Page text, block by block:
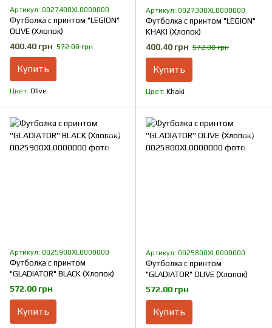
Артикул: 0027400XL0000000
Футболка с принтом "LEGION"
OLIVE (Хлопок)
400.40 грн 572.00 грн
Купить
Цвет Olive
Артикул: 0027300XL0000000
Футболка с принтом "LEGION"
KHAKI (Хлопок)
400.40 грн 572.00 грн
Купить
Цвет Khaki
Артикул: 0025900XL0000000
Футболка с принтом
"GLADIATOR" BLACK (Хлопок)
572.00 грн
Купить
Артикул: 0025800XL0000000
Футболка с принтом
"GLADIATOR" OLIVE (Хлопок)
572.00 грн
Купить